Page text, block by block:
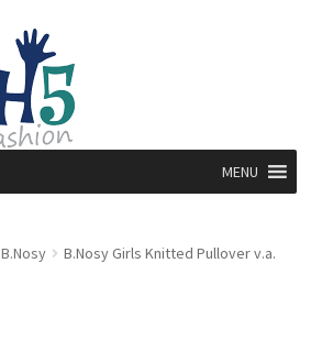
MENU
B.Nosy
B.Nosy Girls Knitted Pullover v.a.